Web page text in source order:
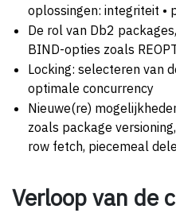
oplossingen: integriteit •
De rol van Db2
BIND-opties zoals
Locking: selecteren van
optimale concurrency
Nieuwe(re)
zoals package
row fetch, piecemeal
Verloop van de